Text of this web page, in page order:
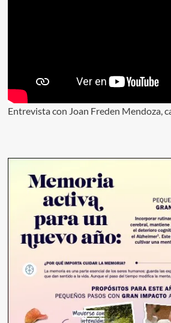
Entrevista con Joan Freden Mendoza,